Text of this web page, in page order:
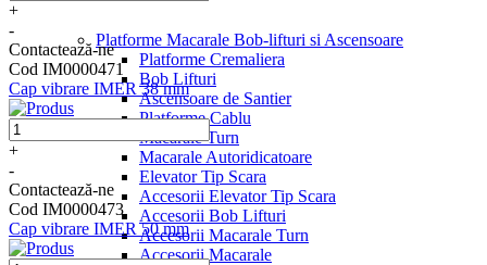
Platforme Macarale Bob-lifturi si Ascensoare
Platforme Cremaliera
Bob Lifturi
Ascensoare de Santier
Platforme Cablu
Macarale Turn
Macarale Autoridicatoare
Elevator Tip Scara
Accesorii Elevator Tip Scara
Accesorii Bob Lifturi
Accesorii Macarale Turn
Accesorii Macarale
+
-
Contactează-ne
Cod IM0000471
Cap vibrare IMER 38 mm
+
-
Contactează-ne
Cod IM0000473
Cap vibrare IMER 50 mm